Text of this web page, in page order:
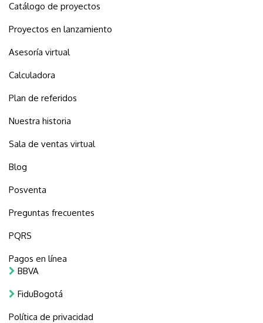
Catálogo de proyectos
Proyectos en lanzamiento
Asesoría virtual
Calculadora
Plan de referidos
Nuestra historia
Sala de ventas virtual
Blog
Posventa
Preguntas frecuentes
PQRS
Pagos en línea
BBVA
FiduBogotá
Política de privacidad